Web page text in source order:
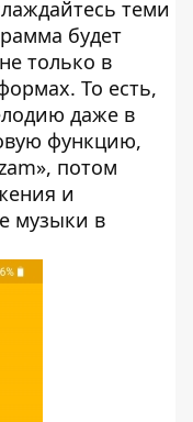
теми
будет
только в
То есть,
даже в
функцию,
потом
и
музыки в